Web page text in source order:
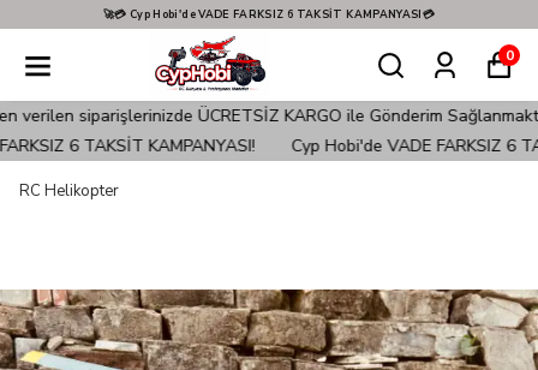
🚀💳 Cyp Hobi'de VADE FARKSIZ 6 TAKSİT KAMPANYASI💳
0
KARGO ile Gönderim Sağlanmaktadır!
Türkiye'nin EN İyi
KAMPANYASI!
Cyp Hobi'de VADE FARKSIZ 6 TAKSİT
RC Helikopter